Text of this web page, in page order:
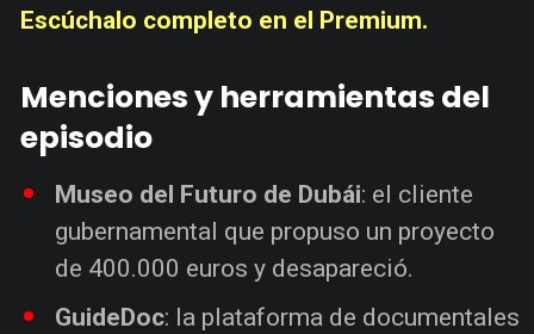
Escúchalo completo en el Premium.
Menciones y herramientas del
episodio
Museo del Futuro de Dubái: el cliente
gubernamental que propuso un proyecto
de 400.000 euros y desapareció.
GuideDoc: la plataforma de documentales